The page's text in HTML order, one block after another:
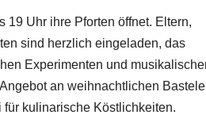
19 Uhr ihre Pforten öffnet. Eltern,
sind herzlich eingeladen, das
Experimenten und
an weihnachtlichen
kulinarische Köstlichkeiten.